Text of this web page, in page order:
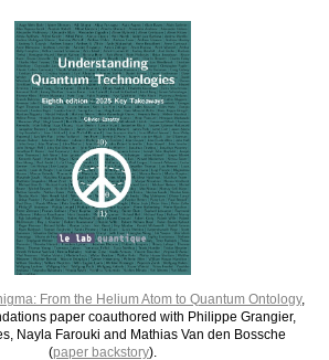
From the Helium Atom to Quantum Ontology,
paper coauthored with Philippe Grangier,
Nayla Farouki and Mathias Van den Bossche
(paper backstory).